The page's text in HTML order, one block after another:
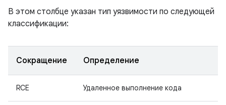
В этом столбце указан тип уязвимости по следующей
классификации:
Сокращение Определение
RCE Удаленное выполнение кода